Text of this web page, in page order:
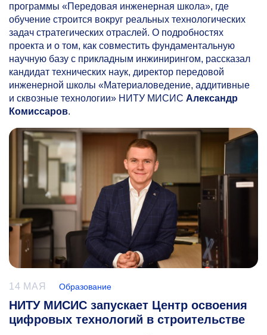
программы «Передовая инженерная школа», где
обучение строится вокруг реальных технологических
задач стратегических отраслей. О подробностях
проекта и о том, как совместить фундаментальную
научную базу с прикладным инжинирингом, рассказал
кандидат технических наук, директор передовой
инженерной школы «Материаловедение, аддитивные
и сквозные технологии» НИТУ МИСИС Александр
Комиссаров.
14 МАЯ Образование
НИТУ МИСИС запускает Центр освоения
цифровых технологий в строительстве